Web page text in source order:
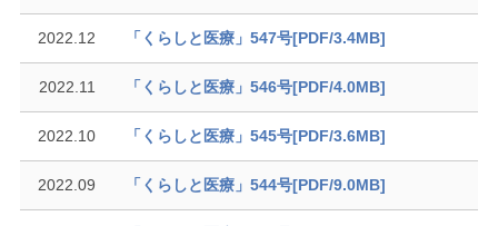
2022.12 「くらしと医療」547号[PDF/3.4MB]
2022.11 「くらしと医療」546号[PDF/4.0MB]
2022.10 「くらしと医療」545号[PDF/3.6MB]
2022.09 「くらしと医療」544号[PDF/9.0MB]